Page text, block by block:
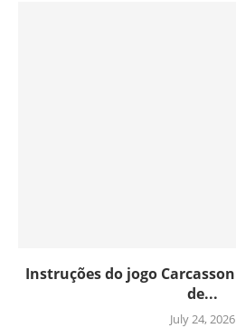
Instruções do jogo
de...
July 24, 2026